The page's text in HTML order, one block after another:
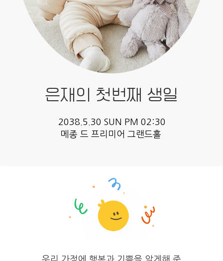
은재의 첫번째 생일
2038.5.30 SUN PM 02:30
메종 드 프리미어 그랜드홀